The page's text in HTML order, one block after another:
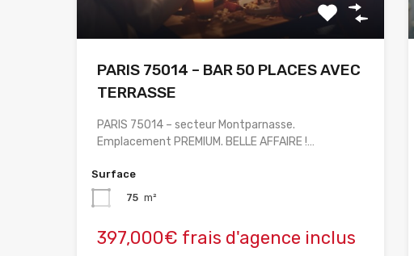
PARIS 75014 – BAR 50 PLACES AVEC
TERRASSE
PARIS 75014 – secteur Montparnasse.
Emplacement PREMIUM. BELLE AFFAIRE !…
Surface
75 m²
397,000€ frais d'agence inclus